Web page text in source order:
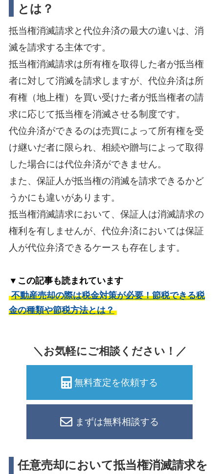
とは？
抵当権消滅請求と代位弁済の最大の違いは、消
滅を請求する主体です。
抵当権消滅請求は所有権を取得した者が抵当権
者に対して消滅を請求しますが、代位弁済は所
有権（地上権）を買い受けた者が抵当権者の請
求に応じて抵当権を消滅させる制度です。
代位弁済ができるのは売買によって所有権を受
け継いだ者に限られ、相続や贈与によって取得
した場合には代位弁済ができません。
また、保証人が抵当権の消滅を請求できるかど
うかにも違いがあります。
抵当権消滅請求において、保証人は消滅請求の
権利を有しませんが、代位弁済においては保証
人が代位弁済できるケースも存在します。
▼この記事も読まれています
不動産売却の際は税金対策が必要！節税できる税
金の種類や節税方法とは？
＼お気軽にご相談ください！／
無料査定を依頼する
まずは無料相談する
任意売却において抵当権消滅請求を